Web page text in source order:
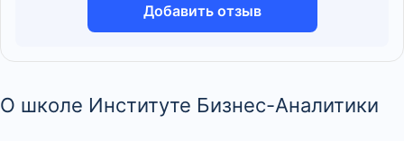
Добавить отзыв
О школе Институте Бизнес-Аналитики